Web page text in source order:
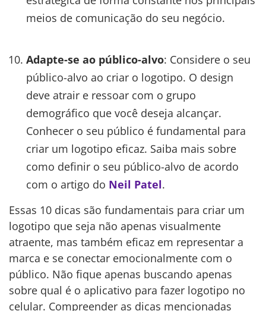
meios de comunicação do seu negócio.
Adapte-se ao público-alvo: Considere o seu
público-alvo ao criar o logotipo. O design
deve atrair e ressoar com o grupo
demográfico que você deseja alcançar.
Conhecer o seu público é fundamental para
criar um logotipo eficaz. Saiba mais sobre
como definir o seu público-alvo de acordo
com o artigo do Neil Patel.
Essas 10 dicas são fundamentais para criar um
logotipo que seja não apenas visualmente
atraente, mas também eficaz em representar a
marca e se conectar emocionalmente com o
público. Não fique apenas buscando apenas
sobre qual é o aplicativo para fazer logotipo no
celular. Compreender as dicas mencionadas